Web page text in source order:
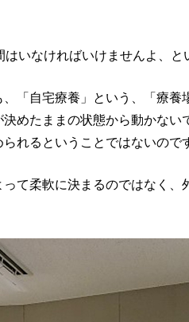
いなければいけませんよ、と
「自宅療養」という、「療養
めたままの状態から動かない
れるということではないので
て柔軟に決まるのではなく、